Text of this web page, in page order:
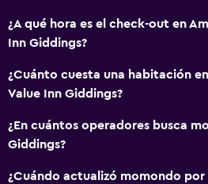
¿A qué hora es el check-out en
Inn Giddings?
¿Cuánto cuesta una habitación
Value Inn Giddings?
¿En cuántos operadores busca
Giddings?
¿Cuándo actualizó momondo por